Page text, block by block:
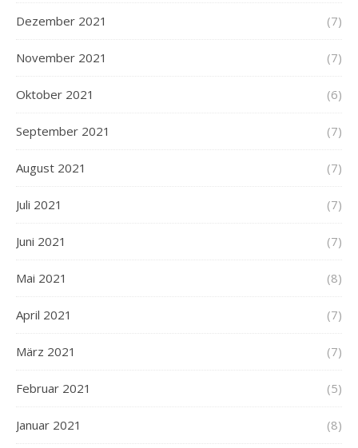
Dezember 2021 (7)
November 2021 (7)
Oktober 2021 (6)
September 2021 (7)
August 2021 (7)
Juli 2021 (7)
Juni 2021 (7)
Mai 2021 (8)
April 2021 (7)
März 2021 (7)
Februar 2021 (5)
Januar 2021 (8)